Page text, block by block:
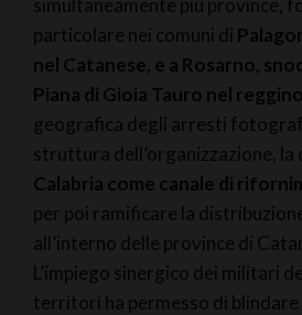
simultaneamente più province,
particolare nei comuni di
nel Catanese, e a Rosarno,
Piana di Gioia Tauro nel reggino
geografica degli arresti
struttura dell’organizzazione,
Calabria come canale di
per poi ramificare la
all’interno delle province di
L’impiego sinergico dei militari
territori ha permesso di